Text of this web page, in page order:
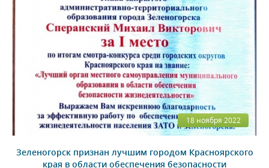
18 ноября 2022
Зеленогорск признан лучшим городом Красноярского
края в области обеспечения безопасности